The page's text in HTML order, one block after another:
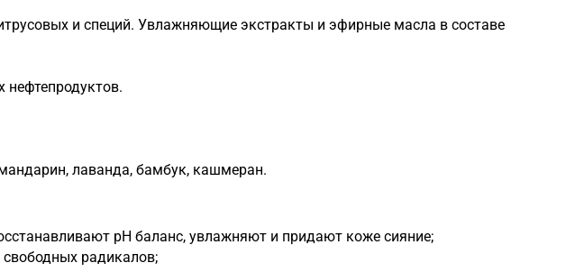
и специй. Увлажняющие экстракты и эфирные масла в составе
нефтепродуктов.
лаванда, бамбук, кашмеран.
pН баланс, увлажняют и придают коже сияние;
радикалов;